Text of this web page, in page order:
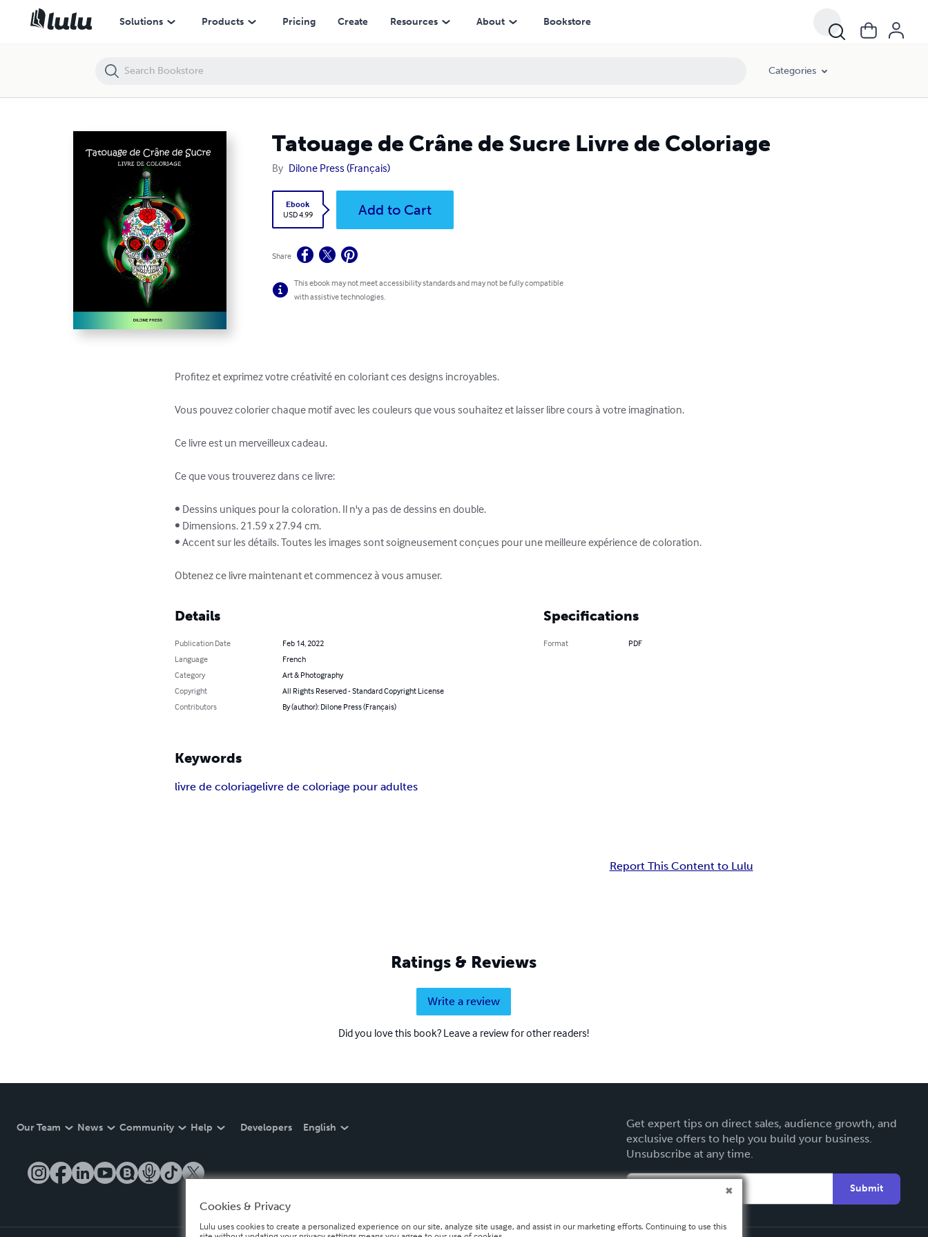
Solutions Products Pricing Create Resources About Bookstore
Categories
Tatouage de Crâne de Sucre Livre de Coloriage
By Dilone Press (Français)
Ebook
USD 4.99
Add to Cart
Share
This ebook may not meet accessibility standards and may not be fully compatible
with assistive technologies.
Profitez et exprimez votre créativité en coloriant ces designs incroyables.
Vous pouvez colorier chaque motif avec les couleurs que vous souhaitez et laisser libre cours à votre imagination.
Ce livre est un merveilleux cadeau.
Ce que vous trouverez dans ce livre:
• Dessins uniques pour la coloration. Il n'y a pas de dessins en double.
• Dimensions. 21.59 x 27.94 cm.
• Accent sur les détails. Toutes les images sont soigneusement conçues pour une meilleure expérience de coloration.
Obtenez ce livre maintenant et commencez à vous amuser.
Details
Publication Date
Feb 14, 2022
Language
French
Category
Art & Photography
Copyright
All Rights Reserved - Standard Copyright License
Contributors
By (author): Dilone Press (Français)
Specifications
Format PDF
Keywords
livre de coloriagelivre de coloriage pour adultes
Report This Content to Lulu
Ratings & Reviews
Write a review
Did you love this book? Leave a review for other readers!
Our Team News Community Help Developers English
Get expert tips on direct sales, audience growth, and
exclusive offers to help you build your business.
Unsubscribe at any time.
Submit
Tatouage de Crâne de Sucre Livre de Coloriage
Cookies & Privacy
Lulu uses cookies to create a personalized experience on our site, analyze site usage, and assist in our marketing efforts. Continuing to use this